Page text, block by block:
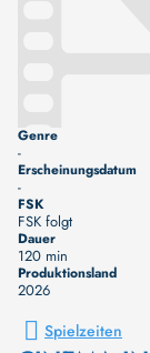
Genre
-
Erscheinungsdatum
-
FSK
FSK folgt
Dauer
120 min
Produktionsland
2026
Spielzeiten